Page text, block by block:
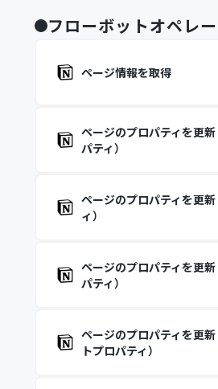
フローボットオペレ
ページ情報を取得
ページのプロパティを更
パティ）
ページのプロパティを更
ィ）
ページのプロパティを更
パティ）
ページのプロパティを更
トプロパティ）